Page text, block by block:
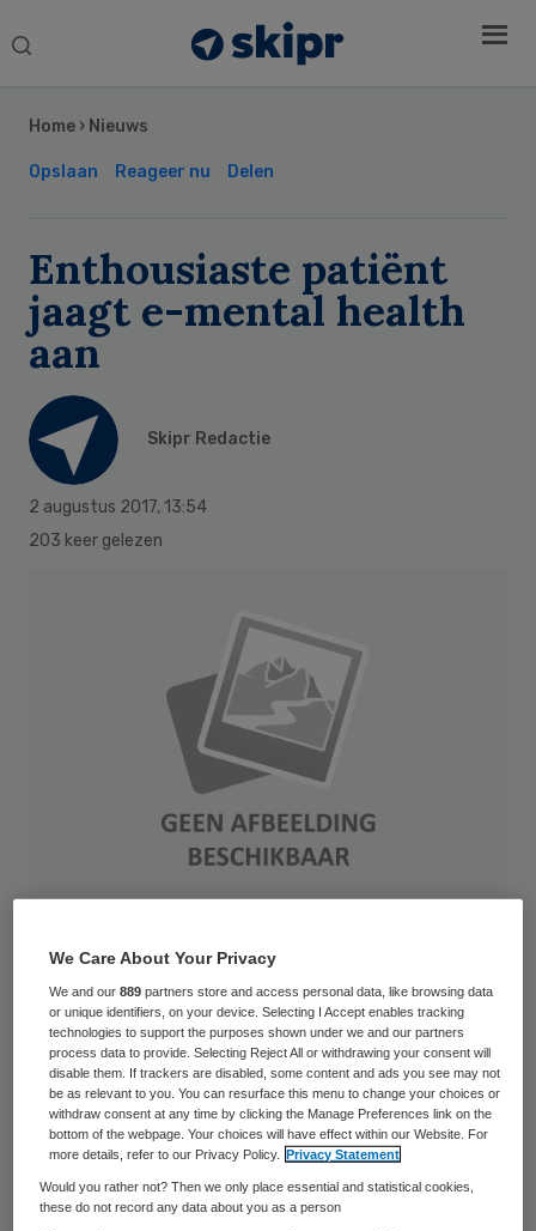
Search
Home › Nieuws
Opslaan Reageer nu Delen
Enthousiaste patiënt
jaagt e-mental health
aan
Skipr Redactie
2 augustus 2017, 13:54
203 keer gelezen
Digital and mobile healthcare concept with hand holding smart phone
Ggz-cliënten zijn veel enthousiaster over e-
health dan professionals veronderstellen.
Dit enthousiasme zou dan ook breder
kunnen worden ingezet om de
implementatie van digitale
behandelmethoden tot een succes te
Sidebar
We Care About Your Privacy
We and our889 partners store and access personal data, like browsing data
or unique identifiers, on your device. Selecting I Accept enables tracking
technologies to support the purposes shown under we and our partners
process data to provide. Selecting Reject All or withdrawing your consent will
disable them. If trackers are disabled, some content and ads you see may not
be as relevant to you. You can resurface this menu to change your choices or
withdraw consent at any time by clicking the Manage Preferences link on the
bottom of the webpage. Your choices will have effect within our Website. For
more details, refer to our Privacy Policy.
Privacy Statement
Would you rather not? Then we only place essential and statistical cookies,
these do not record any data about you as a person